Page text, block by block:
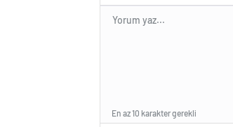
En az 10 karakter gerekli